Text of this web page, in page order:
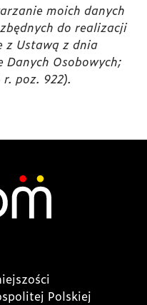
moich danych
do realizacji
z Ustawą z dnia
Danych Osobowych;
poz. 922).
Polskiej